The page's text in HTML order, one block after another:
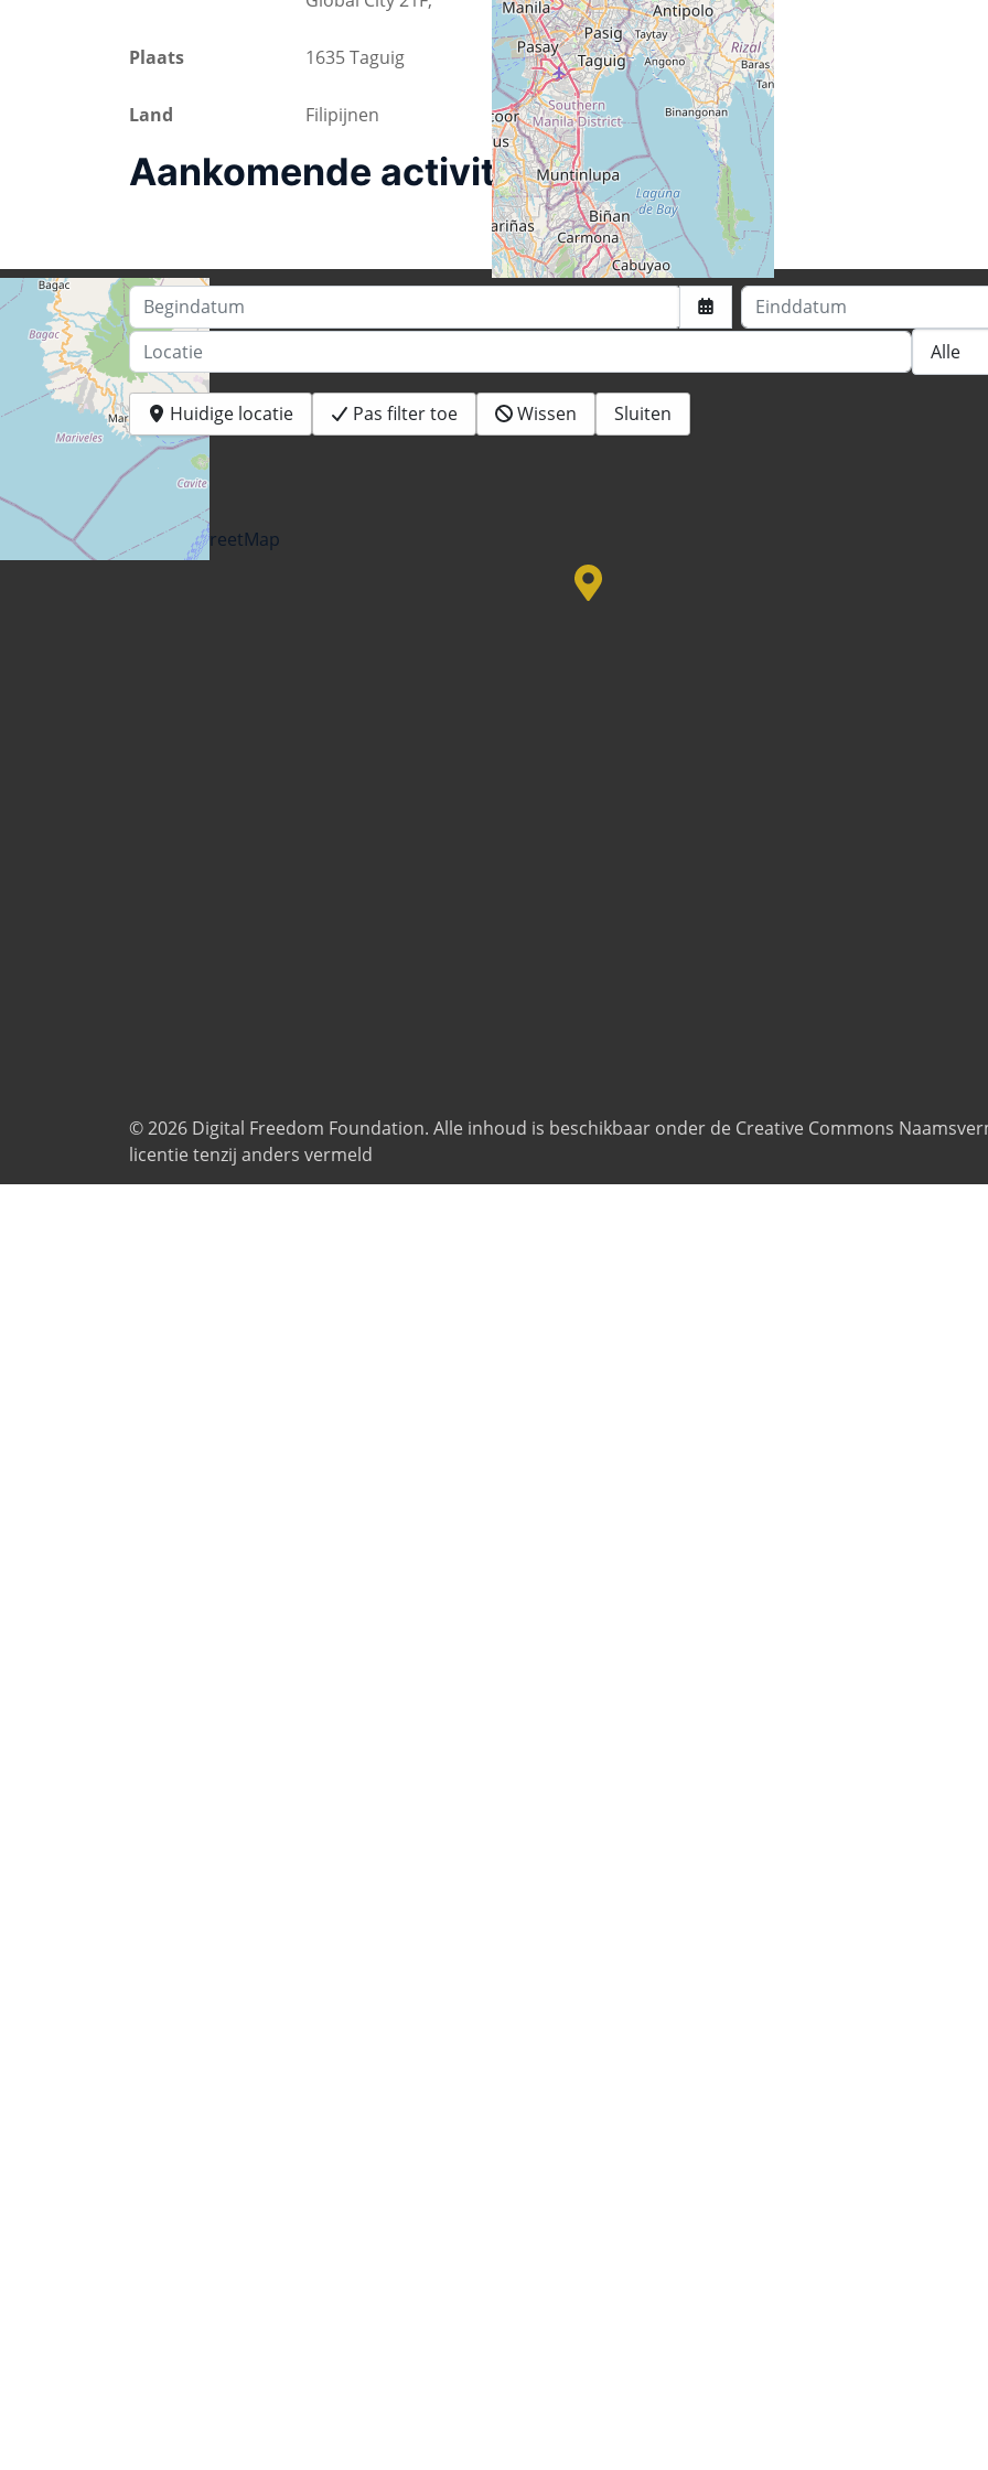
+−
© OpenStreetMap
Plaats 1635 Taguig
Land Filipijnen
Aankomende activiteiten
Begindatum
Einddatum
Locatie
Huidige locatie Pas filter toe Wissen Sluiten
© 2026 Digital Freedom Foundation. Alle inhoud is beschikbaar onder de Creative Commons
licentie tenzij anders vermeld